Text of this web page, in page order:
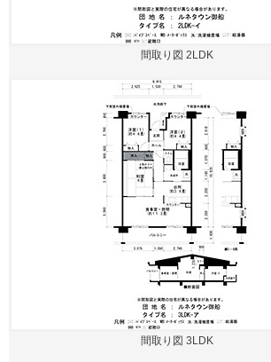
間取り図 2LDK
間取り図 3LDK